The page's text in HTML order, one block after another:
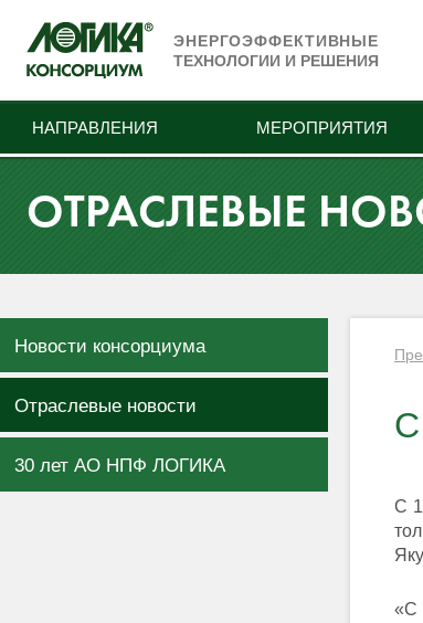
ЭНЕРГОЭФФЕКТИВНЫЕ
ТЕХНОЛОГИИ И РЕШЕНИЯ
НАПРАВЛЕНИЯ МЕРОПРИЯТИЯ
ОТРАСЛЕВЫЕ
Новости консорциума
Отраслевые новости
30 лет АО НПФ ЛОГИКА
С
C
«С